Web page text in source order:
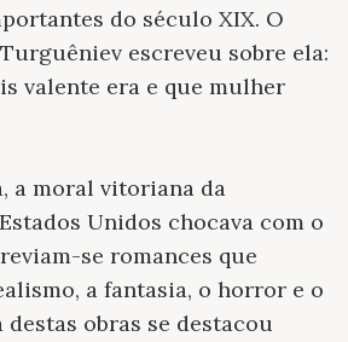
do século XIX. O
escreveu sobre ela:
valente era e que mulher
a moral vitoriana da
Unidos chocava com o
se romances que
a fantasia, o horror e o
destas obras se destacou